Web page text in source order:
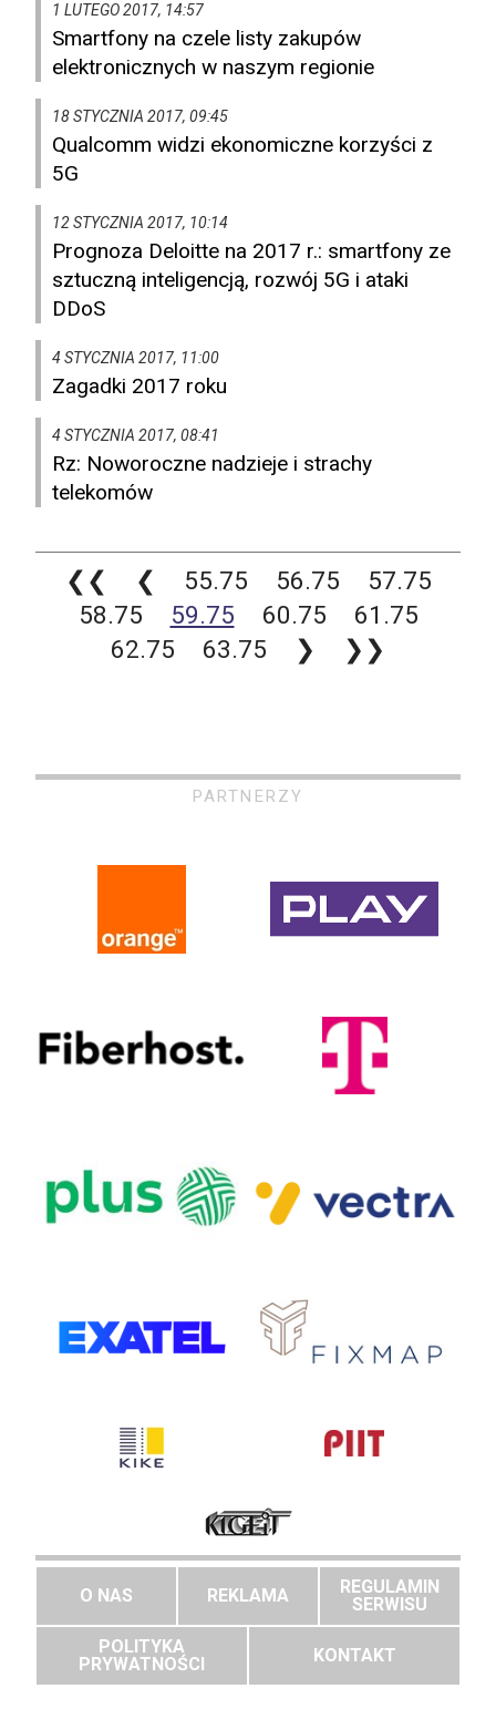
1 LUTEGO 2017, 14:57
Smartfony na czele listy zakupów
elektronicznych w naszym regionie
18 STYCZNIA 2017, 09:45
Qualcomm widzi ekonomiczne korzyści z
5G
12 STYCZNIA 2017, 10:14
Prognoza Deloitte na 2017 r.: smartfony ze
sztuczną inteligencją, rozwój 5G i ataki
DDoS
4 STYCZNIA 2017, 11:00
Zagadki 2017 roku
4 STYCZNIA 2017, 08:41
Rz: Noworoczne nadzieje i strachy
telekomów
❮❮ ❮ 55.75 56.75
57.75
58.75
59.75 60.75
61.75
62.75
63.75 ❯ ❯❯
PARTNERZY
O NAS REKLAMA
REGULAMIN
SERWISU
POLITYKA
PRYWATNOŚCI
KONTAKT